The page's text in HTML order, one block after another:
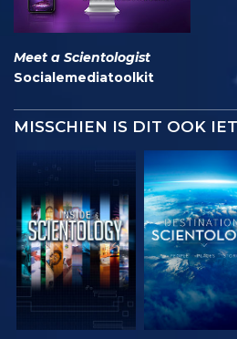
Meet a Scientologist
Socialemediatoolkit
MISSCHIEN IS DIT OOK